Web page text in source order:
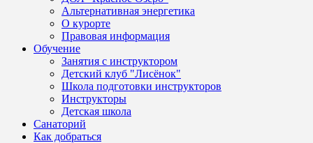
Альтернативная энергетика
О курорте
Правовая информация
Обучение
Занятия с инструктором
Детский клуб "Лисёнок"
Школа подготовки инструкторов
Инструкторы
Детская школа
Санаторий
Как добраться